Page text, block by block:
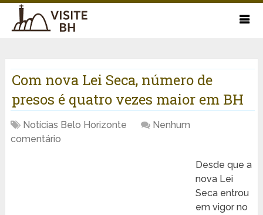
Com nova Lei Seca, número de
presos é quatro vezes maior em BH
Notícias Belo Horizonte
Nenhum
comentário
Desde que a
nova Lei
Seca entrou
em vigor no